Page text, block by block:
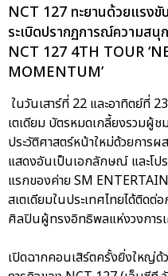
NCT 127 ทะยานด้วยแรงขั
ระเบิดปรากฏการณ์ความสนุ
NCT 127 4TH TOUR
MOMENTUM’
ในวันเสาร์ที่ 22 และอาทิตย์ที่
เตเดียม บัตรหมดเกลี้ยงรวมผู้
ประวัติศาสตร์หน้าใหม่ด้วยการ
แสดงอันเป็นเอกลักษณ์ และโ
แรกของค่าย SM
สเตเดียมในประเทศไทยได้ติด
ศิลปินผู้ทรงอิทธิพลแห่งวงการ
เปิดฉากคอนเสิร์ตครั้งยิ่งใหญ่ด้